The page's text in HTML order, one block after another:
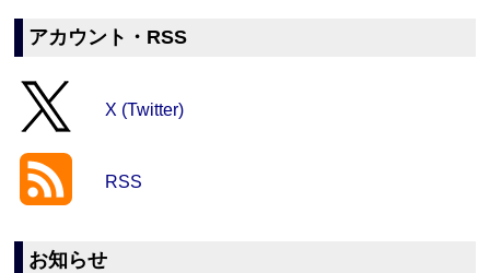
アカウント・RSS
X (Twitter)
RSS
お知らせ